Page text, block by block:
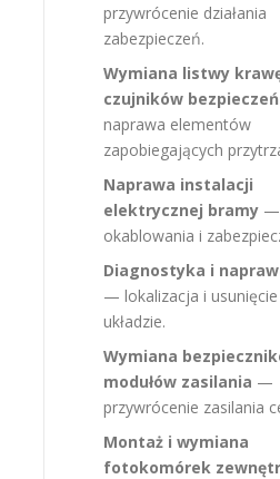
przywrócenie działania
zabezpieczeń.
Wymiana listwy
czujników
naprawa elementów
zapobiegających
Naprawa instalacji
elektrycznej bramy —
okablowania i
Diagnostyka i
— lokalizacja i
układzie.
Wymiana
modułów zasilania —
przywrócenie zasilania
Montaż i wymiana
fotokomórek